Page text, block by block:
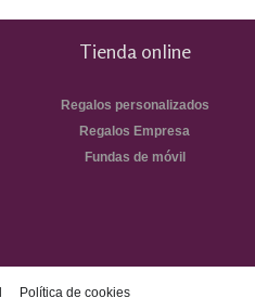
Tienda online
Regalos personalizados
Regalos Empresa
Fundas de móvil
Política de cookies